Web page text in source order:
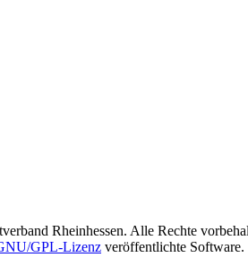
Rheinhessen. Alle Rechte
GPL-Lizenz veröffentlichte Software.